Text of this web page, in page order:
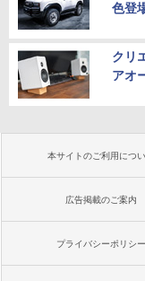
色登
クリ
アオ
本サイトのご利用につ
広告掲載のご案内
プライバシーポリシー